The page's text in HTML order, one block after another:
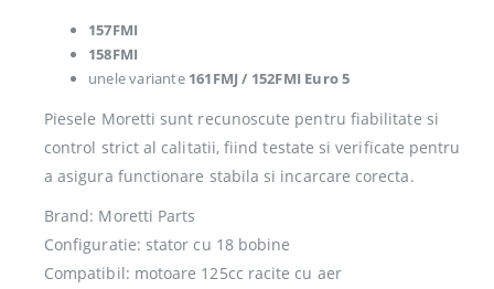
157FMI
158FMI
unele variante 161FMJ / 152FMI Euro 5
Piesele Moretti sunt recunoscute pentru fiabilitate si
control strict al calitatii, fiind testate si verificate pentru
a asigura functionare stabila si incarcare corecta.
Brand: Moretti Parts
Configuratie: stator cu 18 bobine
Compatibil: motoare 125cc racite cu aer